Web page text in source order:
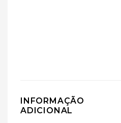
INFORMAÇÃO
ADICIONAL